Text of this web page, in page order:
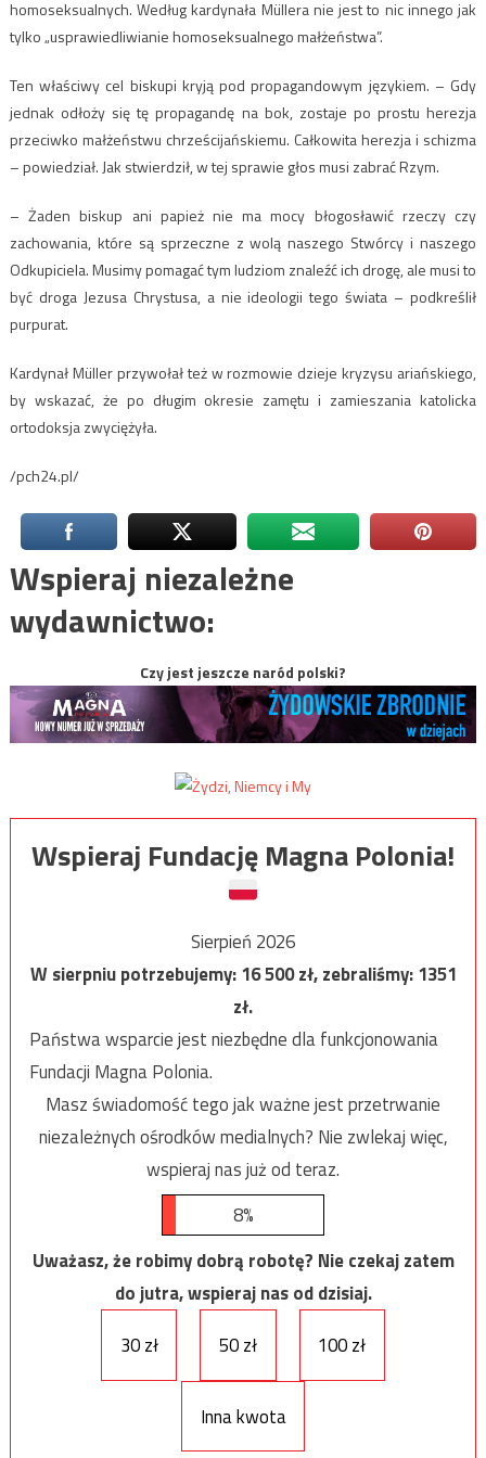
homoseksualnych. Według kardynała Müllera nie jest to nic innego jak
tylko „usprawiedliwianie homoseksualnego małżeństwa”.
Ten właściwy cel biskupi kryją pod propagandowym językiem. – Gdy
jednak odłoży się tę propagandę na bok, zostaje po prostu herezja
przeciwko małżeństwu chrześcijańskiemu. Całkowita herezja i schizma
– powiedział. Jak stwierdził, w tej sprawie głos musi zabrać Rzym.
– Żaden biskup ani papież nie ma mocy błogosławić rzeczy czy
zachowania, które są sprzeczne z wolą naszego Stwórcy i naszego
Odkupiciela. Musimy pomagać tym ludziom znaleźć ich drogę, ale musi to
być droga Jezusa Chrystusa, a nie ideologii tego świata – podkreślił
purpurat.
Kardynał Müller przywołał też w rozmowie dzieje kryzysu ariańskiego,
by wskazać, że po długim okresie zamętu i zamieszania katolicka
ortodoksja zwyciężyła.
/pch24.pl/
Wspieraj niezależne
wydawnictwo:
Czy jest jeszcze naród polski?
Wspieraj Fundację Magna Polonia!
Sierpień 2026
W sierpniu potrzebujemy:16 500zł, zebraliśmy:1351
zł.
Państwa wsparcie jest niezbędne dla funkcjonowania
Fundacji Magna Polonia.
Masz świadomość tego jak ważne jest przetrwanie
niezależnych ośrodków medialnych? Nie zwlekaj więc,
wspieraj nas już od teraz.
8%
Uważasz, że robimy dobrą robotę? Nie czekaj zatem
do jutra, wspieraj nas od dzisiaj.
30 zł
50 zł 100 zł
Inna kwota